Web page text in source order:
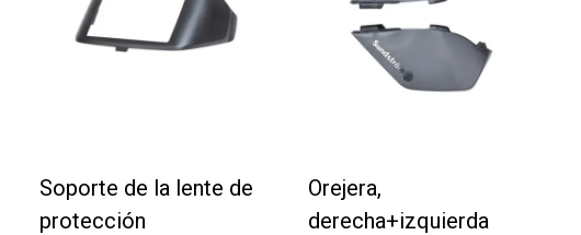
Soporte de la lente de
protección
Orejera,
derecha+izquierda